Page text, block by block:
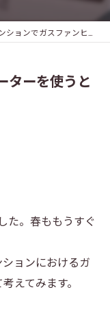
ンでガスファンヒーターを使うと空気が汚れる！？
ターを使うと
た。春ももうすぐ
ョンにおけるガ
えてみます。